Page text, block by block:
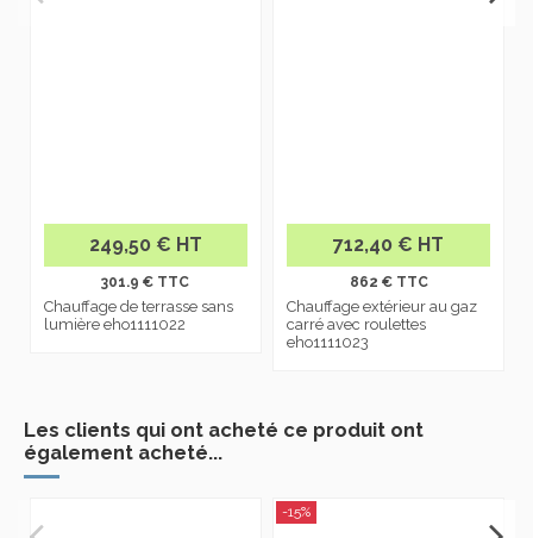
249,50 € HT
301.9 € TTC
Chauffage de terrasse sans
lumière eho1111022
712,40 € HT
862 € TTC
Chauffage extérieur au gaz
carré avec roulettes
eho1111023
Les clients qui ont acheté ce produit ont
également acheté...
-15%